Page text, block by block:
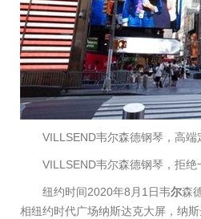
VILLSEND韦尔森德钢琴，高端
VILLSEND韦尔森德钢琴，拒绝
纽约时间2020年8月1日韦尔森
相纽约时代广场纳斯达克大屏，纳